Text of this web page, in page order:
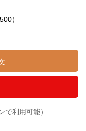
）
で利用可能）